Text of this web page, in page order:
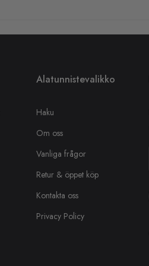
Alatunnistevalikko
Haku
Om oss
Vanliga frågor
Retur & öppet köp
Kontakta oss
Privacy Policy